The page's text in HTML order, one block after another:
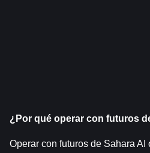
¿Por qué operar con futuros
Operar con futuros de Sahara